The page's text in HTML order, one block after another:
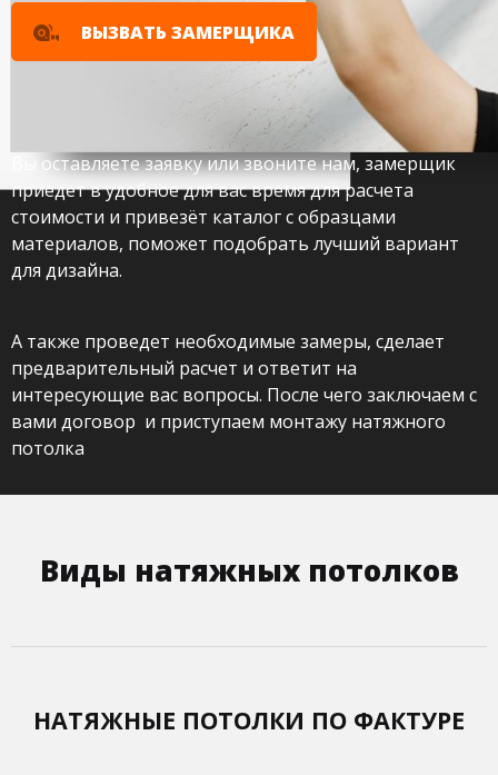
ВЫЗВАТЬ ЗАМЕРЩИКА
Вы оставляете заявку или звоните нам, замерщик
приедет в удобное для вас время для расчета
стоимости и привезёт каталог с образцами
материалов, поможет подобрать лучший вариант
для дизайна.
А также проведет необходимые замеры, сделает
предварительный расчет и ответит на
интересующие вас вопросы. После чего заключаем с
вами договор и приступаем монтажу натяжного
потолка
Виды натяжных потолков
НАТЯЖНЫЕ ПОТОЛКИ ПО ФАКТУРЕ